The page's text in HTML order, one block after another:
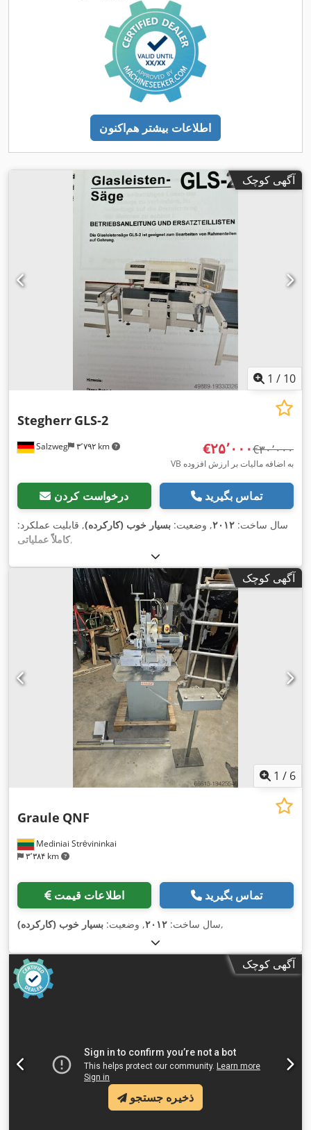
اطلاعات بیشتر هم‌اکنون
آگهی کوچک
1 / 10
Salzweg ۳٬۷۹۲ km
Stegherr GLS-2
‎€۲۵٬۰۰۰ ‎€۳۰٬۰۰۰
VB به اضافه مالیات بر ارزش افزوده
درخواست کردن تماس بگیرید
سال ساخت: ۲۰۱۲, وضعیت: بسیار خوب (کارکرده), قابلیت عملکرد:
کاملاً عملیاتی,
آگهی کوچک
1 / 6
Mediniai Strėvininkai
۳٬۳۸۴ km
Graule QNF
اطلاعات قیمت تماس بگیرید
سال ساخت: ۲۰۱۲, وضعیت: بسیار خوب (کارکرده) ,
آگهی کوچک
ذخیره جستجو